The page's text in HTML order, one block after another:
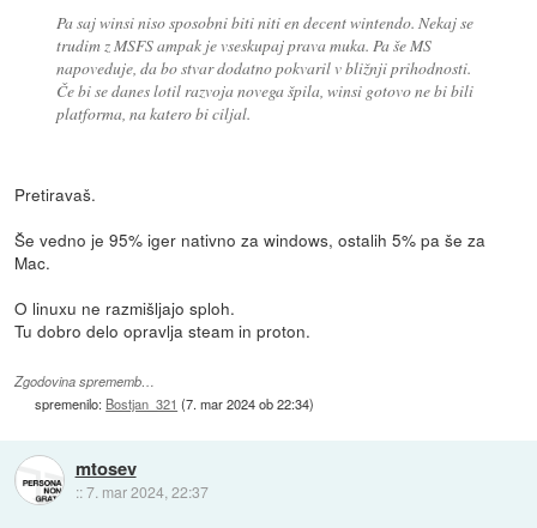
Pa saj winsi niso sposobni biti niti en decent wintendo. Nekaj se
trudim z MSFS ampak je vseskupaj prava muka. Pa še MS
napoveduje, da bo stvar dodatno pokvaril v bližnji prihodnosti.
Če bi se danes lotil razvoja novega špila, winsi gotovo ne bi bili
platforma, na katero bi ciljal.
Pretiravaš.
Še vedno je 95% iger nativno za windows, ostalih 5% pa še za
Mac.
O linuxu ne razmišljajo sploh.
Tu dobro delo opravlja steam in proton.
Zgodovina sprememb…
spremenilo: Bostjan_321 (7. mar 2024 ob 22:34)
mtosev
::7. mar 2024, 22:37